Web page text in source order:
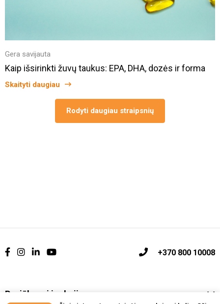
Gera savijauta
Kaip išsirinkti žuvų taukus: EPA, DHA, dozės ir forma
Skaityti daugiau
Rodyti daugiau straipsnių
+370 800 10008
Pasiūlymai ir akcijos